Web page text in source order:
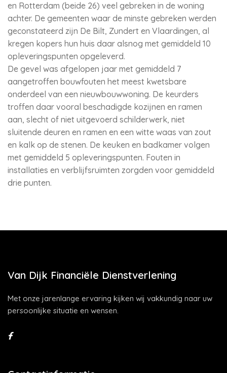
en Rotterdam (beide 26) veel gebreken in de woning
achter. De gemeenten waar de minste gebreken werden
geconstateerd zijn De Bilt, Zundert en Vlaardingen, al
kregen kopers hun huis daar alsnog met gemiddeld 10
opleveringspunten opgeleverd.
De gevel was afgelopen jaar met gemiddeld 7
aangetroffen bouwfouten het meest kwetsbare
onderdeel van een nieuwbouwwoning. De keurders
troffen daar vooral beschadigde kozijnen en ramen
aan, slecht of niet uitgevoerd schilderwerk, niet
sluitende deuren en ramen en een witte waas van zout
en kalk op de stenen. De keuken en badkamer volgen
met gemiddeld 5 opleveringspunten. Fouten in
installaties en verblijfsruimten zorgden voor gemiddeld
drie punten.
Van Dijk Financiële Dienstverlening
Met onze jarenlange ervaring kijken wij vakkundig naar uw
persoonlijke situatie en wensen.